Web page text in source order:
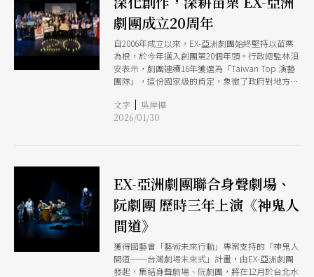
的亞洲文化詮釋，而是以「慢天使」為獨居長輩清
理住家的互動中，看見彼此的生活樣態，讓存在於
社會、卻容易被忽視的族群的故事能夠引起更多關
注。
劇團成立20周年
自2006年成立以來，EX-亞洲劇團始終堅持以苗栗
為根，於今年邁入創團第20個年頭。行政總監林浿
安表示，劇團連續16年獲選為「Taiwan Top 演藝
團隊」，這份國家級的肯定，象徵了政府對地方藝
文字 | 吳岸樺
2026/01/30
EX-亞洲劇團聯合身聲劇場、
阮劇團 歷時三年上演《神鬼人
間道》
獲得國藝會「藝術未來行動」專案支持的「神鬼人
間道──台灣劇場未來式」計畫，由EX-亞洲劇團
發起，集結身聲劇場、阮劇團，將在12月於台北水